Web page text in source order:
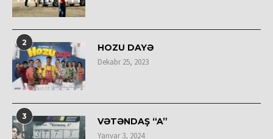
2 HOZU DAYƏ
Dekabr 25, 2023
3 VƏTƏNDAŞ “A”
Yanvar 3, 2024